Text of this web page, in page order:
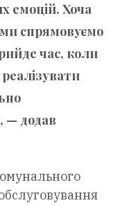
емоцій. Хоча
спрямовуємо
час, коли
— додав